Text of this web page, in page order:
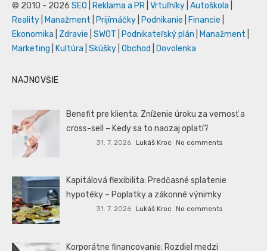
© 2010 - 2026 SEO Reklama a PR Vrtuľníky Autoškola
Reality
Manažment Prijímáčky Podnikanie Financie
Ekonomika
Zdravie SWOT Podnikateľský plán Manažment
Marketing
Kultúra Skúšky Obchod Dovolenka
NAJNOVŠIE
Benefit pre klienta: Zníženie úroku za vernosť a
cross-sell – Kedy sa to naozaj oplatí?
31. 7. 2026 Lukáš Kroc No comments
Kapitálová flexibilita: Predčasné splatenie
hypotéky – Poplatky a zákonné výnimky
31. 7. 2026 Lukáš Kroc No comments
Korporátne financovanie: Rozdiel medzi